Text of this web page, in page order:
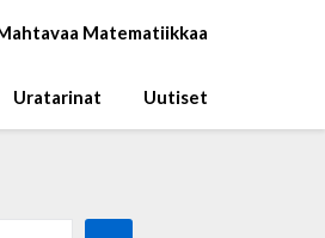
Matematiikkaa
Uratarinat Uutiset